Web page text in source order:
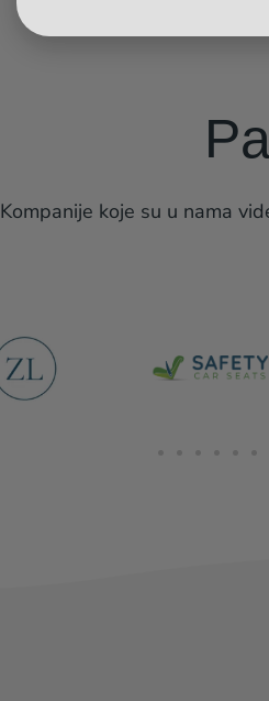
Kompanije koje su u nama